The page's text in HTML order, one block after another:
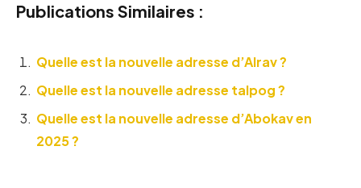
Publications Similaires :
Quelle est la nouvelle adresse d’Alrav ?
Quelle est la nouvelle adresse talpog ?
Quelle est la nouvelle adresse d’Abokav en
2025 ?